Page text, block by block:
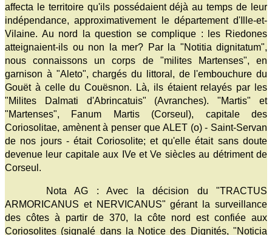
affecta le territoire qu'ils possédaient déjà au temps de leur
indépendance, approximativement le département d'Ille-et-
Vilaine. Au nord la question se complique : les Riedones
atteignaient-ils ou non la mer? Par la "Notitia dignitatum",
nous connaissons un corps de "milites Martenses", en
garnison à "Aleto", chargés du littoral, de l'embouchure du
Gouët à celle du Couësnon. Là, ils étaient relayés par les
"Milites Dalmati d'Abrincatuis" (Avranches). "Martis" et
"Martenses", Fanum Martis (Corseul), capitale des
Coriosolitae, amènent à penser que ALET (o) - Saint-Servan
de nos jours - était Coriosolite; et qu'elle était sans doute
devenue leur capitale aux IVe et Ve siècles au détriment de
Corseul.
Nota AG : Avec la décision du "TRACTUS
ARMORICANUS et NERVICANUS" gérant la surveillance
des côtes à partir de 370, la côte nord est confiée aux
Coriosolites (signalé dans la Notice des Dignités, "Noticia